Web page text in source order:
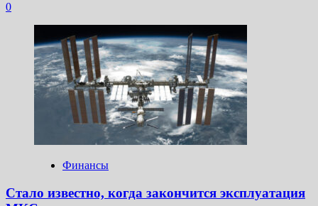
0
Финансы
Стало известно, когда закончится эксплуатация